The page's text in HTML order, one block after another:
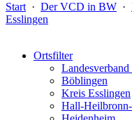
Start · Der VCD in BW ·
Esslingen
Ortsfilter
Böblingen
Kreis Esslingen
Hall-